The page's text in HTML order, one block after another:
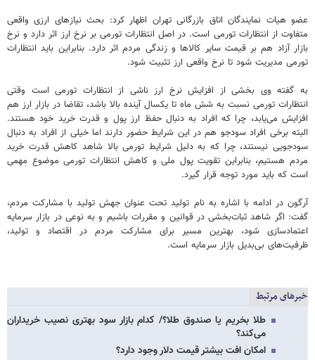
عضو هیات نمایندگان اتاق بازرگانی تهران اظهار کرد: بحث نیازهای ارزی واقعی
متفاوت از انتظارات تورمی است. در اصل انتظارات تورمی بر نرخ ارز اثر دارد و نرخ
بازار آزاد هم بر قیمت سایر کالاها و زندگی مردم اثر دارد. بنابراین باید انتظارات
تورمی مدیریت شود تا نرخ واقعی ارز تثبیت شود.
به گفته وی بخشی از افزایش نرخ ارز ناشی از انتظارات تورمی است وقتی
انتظارات تورمی نسبت به شش ماه تا یکسال آینده بالا باشد، تقاضا در بازار ارز هم
افزایش می‌یابد، چرا که افراد به دنبال حفظ ارز پول و قدرت خرید خود هستند.
البته برخی افراد سودجو هم در این شرایط حضور دارند اما خیلی از افراد به دنبال
سودجویی نیستند، چرا که به دلیل شرایط تورمی بالا شاهد کاهش قدرت خرید
مردم هستیم، بنابراین تقویت پول ملی و کاهش انتظارات تورمی موضوع مهمی
است که باید مورد توجه قرار گیرد.
آرگون در ادامه با اشاره به نام تولید تحت عنوان جهش تولید با مشارکت مردم،
گفت: اگر شاهد ثبات‌بخشی در قوانین و مقررات باشیم و به نوعی در بازار سرمایه
اعتمادسازی شود، بهترین مسیر برای مشارکت مردم در اقتصاد و تولید،
ظرفیت‌های بی‌بدیل بازار سرمایه است.
خبرهای مرتبط
طلا بخریم یا صندوق طلا؟/ کدام بازار سود بهتری نصیب خریداران
می‌کند؟
امکان افت بیشتر قیمت دلار وجود دارد؟